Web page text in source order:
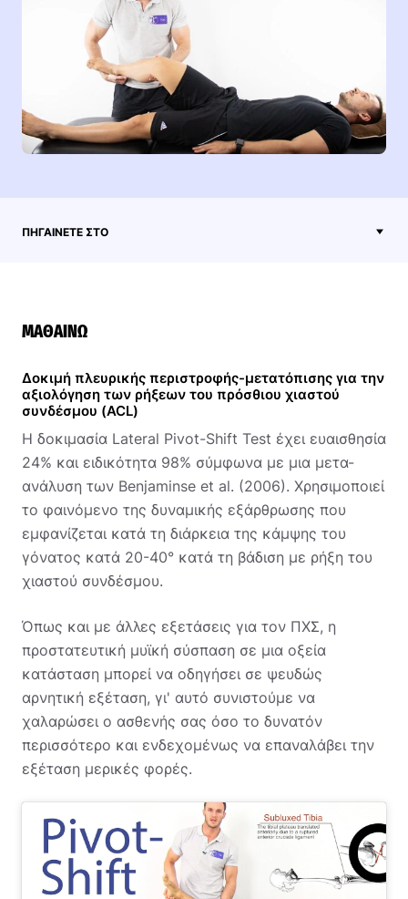
ΠΗΓΑΊΝΕΤΕ ΣΤΟ
ΜΑΘΑΊΝΩ
Δοκιμή πλευρικής περιστροφής-μετατόπισης για την
αξιολόγηση των ρήξεων του πρόσθιου χιαστού
συνδέσμου (ACL)
Η δοκιμασία Lateral Pivot-Shift Test έχει ευαισθησία
24% και ειδικότητα 98% σύμφωνα με μια μετα-
ανάλυση των Benjaminse et al. (2006). Χρησιμοποιεί
το φαινόμενο της δυναμικής εξάρθρωσης που
εμφανίζεται κατά τη διάρκεια της κάμψης του
γόνατος κατά 20-40° κατά τη βάδιση με ρήξη του
χιαστού συνδέσμου.
Όπως και με άλλες εξετάσεις για τον ΠΧΣ, η
προστατευτική μυϊκή σύσπαση σε μια οξεία
κατάσταση μπορεί να οδηγήσει σε ψευδώς
αρνητική εξέταση, γι' αυτό συνιστούμε να
χαλαρώσει ο ασθενής σας όσο το δυνατόν
περισσότερο και ενδεχομένως να επαναλάβει την
εξέταση μερικές φορές.